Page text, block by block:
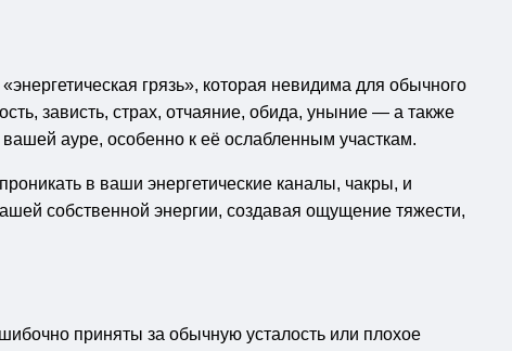
грязь», которая невидима для обычного
зависть, страх, отчаяние, обида, уныние — а также
ауре, особенно к её ослабленным участкам.
в ваши энергетические каналы, чакры, и
собственной энергии, создавая ощущение тяжести,
приняты за обычную усталость или плохое